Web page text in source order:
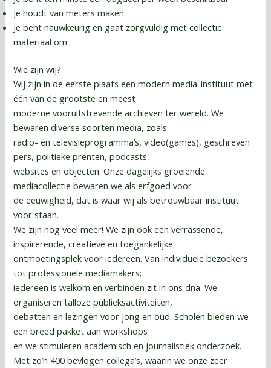
Je houdt van meters maken
Je bent nauwkeurig en gaat zorgvuldig met collectie
materiaal om
Wie zijn wij?
Wij zijn in de eerste plaats een modern media-instituut met
één van de grootste en meest
moderne vooruitstrevende archieven ter wereld. We
bewaren diverse soorten media, zoals
radio- en televisieprogramma’s, video(games), geschreven
pers, politieke prenten, podcasts,
websites en objecten. Onze dagelijks groeiende
mediacollectie bewaren we als erfgoed voor
de eeuwigheid, dat is waar wij als betrouwbaar instituut
voor staan.
We zijn nog veel meer! We zijn ook een verrassende,
inspirerende, creatieve en toegankelijke
ontmoetingsplek voor iedereen. Van individuele bezoekers
tot professionele mediamakers;
iedereen is welkom en verbinden zit in ons dna. We
organiseren talloze publieksactiviteiten,
debatten en lezingen voor jong en oud. Scholen bieden we
een breed pakket aan workshops
en we stimuleren academisch en journalistiek onderzoek.
Met zo’n 400 bevlogen collega’s, waarin we onze zeer